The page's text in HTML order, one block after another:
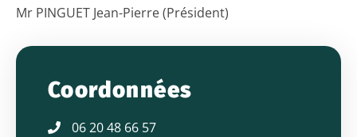
LES
JARDINS
DE
GRABELS
Mr PINGUET Jean-Pierre (Président)
Coordonnées
06 20 48 66 57